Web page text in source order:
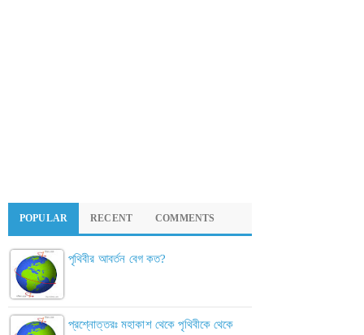
POPULAR RECENT COMMENTS
পৃথিবীর আবর্তন বেগ কত?
প্রশ্নোত্তরঃ মহাকাশ থেকে পৃথিবীকে থেকে